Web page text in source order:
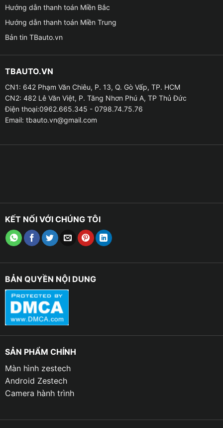
☁ Không còn phải lo ngại về vấn đề những điểm mù
góc khuất .
☁ Tự động đánh lái theo góc chiều xoay của vô lăng
đi vào .
☁ Tự động hiển thị hình ảnh theo các tín hiệu xe
☁ Tích hợp camera hành trình 360 bằng 4 mắt camera
Hướng dẫn thanh toán Miền Bắc
Hướng dẫn thanh toán Miền Trung
Bản tin TBauto.vn
TBAUTO.VN
CN1: 642 Phạm Văn Chiêu, P. 13, Q. Gò Vấp, TP. HCM
CN2: 482 Lê Văn Việt, P. Tăng Nhơn Phú A, TP Thủ Đức
Điện thoại:0962.665.345 - 0798.74.75.76
Email: tbauto.vn@gmail.com
KẾT NỐI VỚI CHÚNG TÔI
BẢN QUYỀN NỘI DUNG
SẢN PHẨM CHÍNH
Màn hình zestech
Android Zestech
Camera hành trình